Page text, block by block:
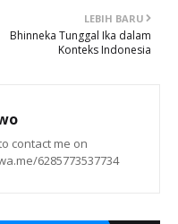
LEBIH BARU
Bhinneka Tunggal Ika dalam
Konteks Indonesia
contact me on
6285773537734